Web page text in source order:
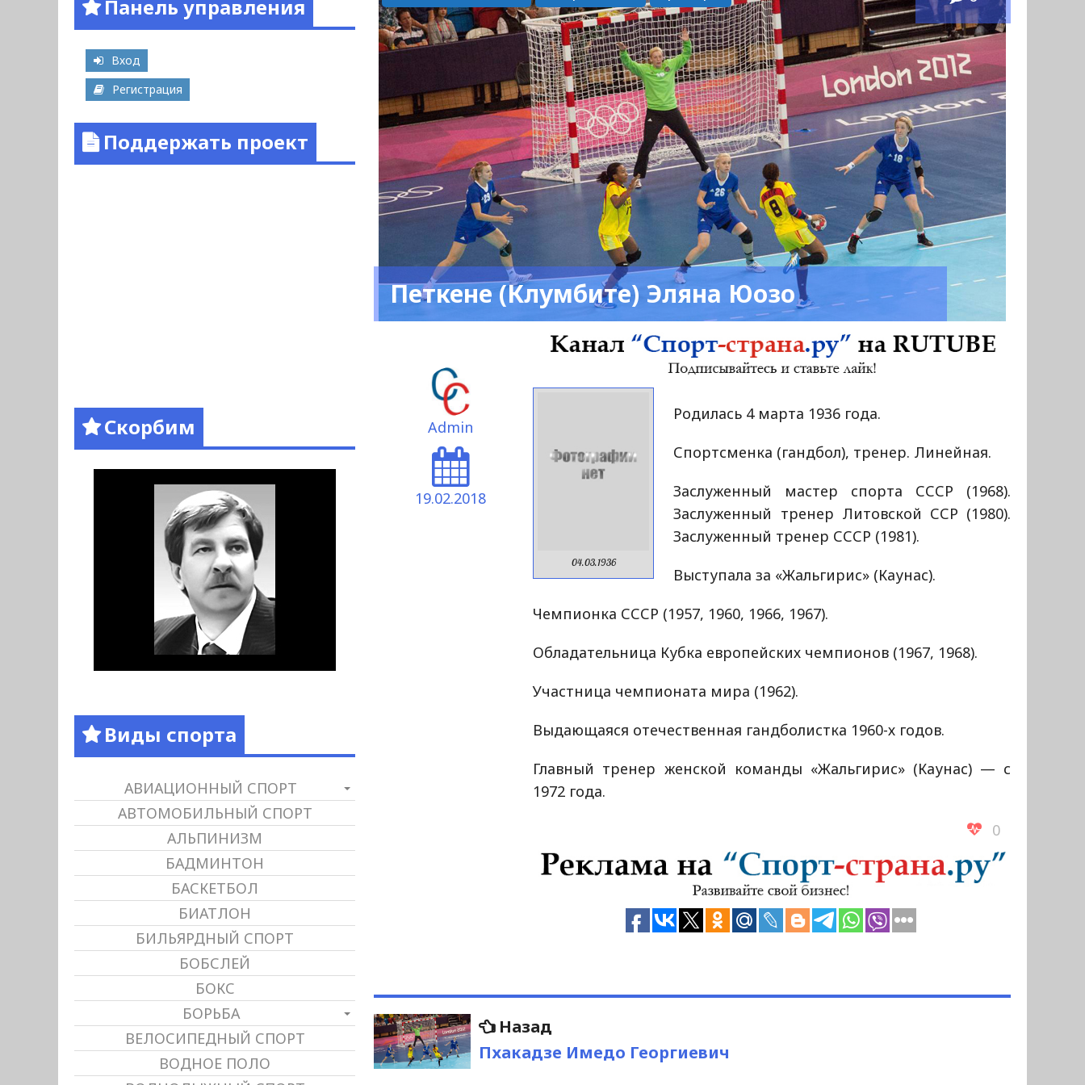
Петкене (Клумбите) Эляна Юозо
Admin
19.02.2018
04.03.1936
Родилась 4 марта 1936 года.
Спортсменка (гандбол), тренер. Линейная.
Заслуженный мастер спорта СССР (1968).
Заслуженный тренер Литовской ССР (1980).
Заслуженный тренер СССР (1981).
Выступала за «Жальгирис» (Каунас).
Чемпионка СССР (1957, 1960, 1966, 1967).
Обладательница Кубка европейских чемпионов (1967, 1968).
Участница чемпионата мира (1962).
Выдающаяся отечественная гандболистка 1960-х годов.
Главный тренер женской команды «Жальгирис» (Каунас) — с
1972 года.
0
Навигация
по
Назад
запись:
Пхакадзе Имедо Георгиевич
Панель управления
Вход
Регистрация
Поддержать проект
Скорбим
Виды спорта
АВИАЦИОННЫЙ СПОРТ
АВТОМОБИЛЬНЫЙ СПОРТ
АЛЬПИНИЗМ
БАДМИНТОН
БАСКЕТБОЛ
БИАТЛОН
БИЛЬЯРДНЫЙ СПОРТ
БОБСЛЕЙ
БОКС
БОРЬБА
ВЕЛОСИПЕДНЫЙ СПОРТ
ВОДНОЕ ПОЛО